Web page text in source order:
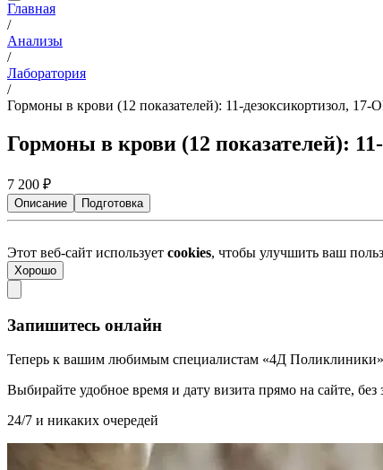
Главная
/
Анализы
/
Лаборатория
/
Гормоны в крови (12 показателей): 11-дезоксикортизол, 17-
Гормоны в крови (12 показателей):
7 200 ₽
Описание Подготовка
Этот веб-сайт использует cookies, чтобы улучшить ваш
Хорошо
Запишитесь онлайн
Теперь к вашим любимым специалистам «4Д Поликлиники»
Выбирайте удобное время и дату визита прямо на сайте,
24/7 и никаких очередей